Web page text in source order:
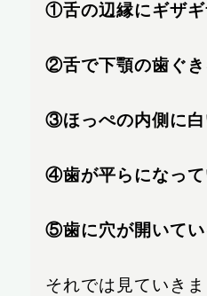
①舌の辺縁にギザギ
②舌で下顎の歯ぐき
③ほっぺの内側に白
④歯が平らになって
⑤歯に穴が開いてい
それでは見ていきま